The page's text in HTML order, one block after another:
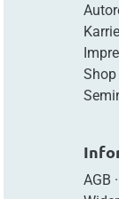
Shop
AGB ·